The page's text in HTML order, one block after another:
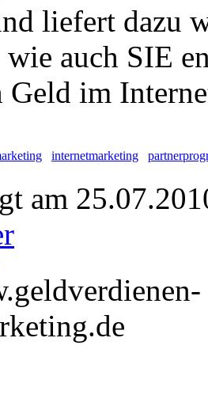
liefert dazu
auch SIE
im
internetmarketing
am